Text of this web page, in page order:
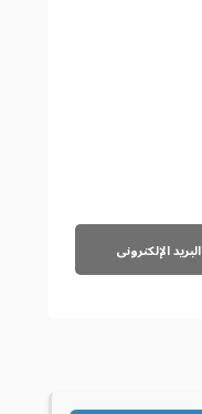
البريد الإلكترونى